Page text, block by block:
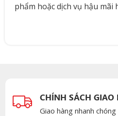
phẩm hoặc dịch vụ hậu mãi
CHÍNH SÁCH GIAO
Giao hàng nhanh